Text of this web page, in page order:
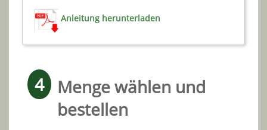
Anleitung herunterladen
4
Menge wählen und
bestellen